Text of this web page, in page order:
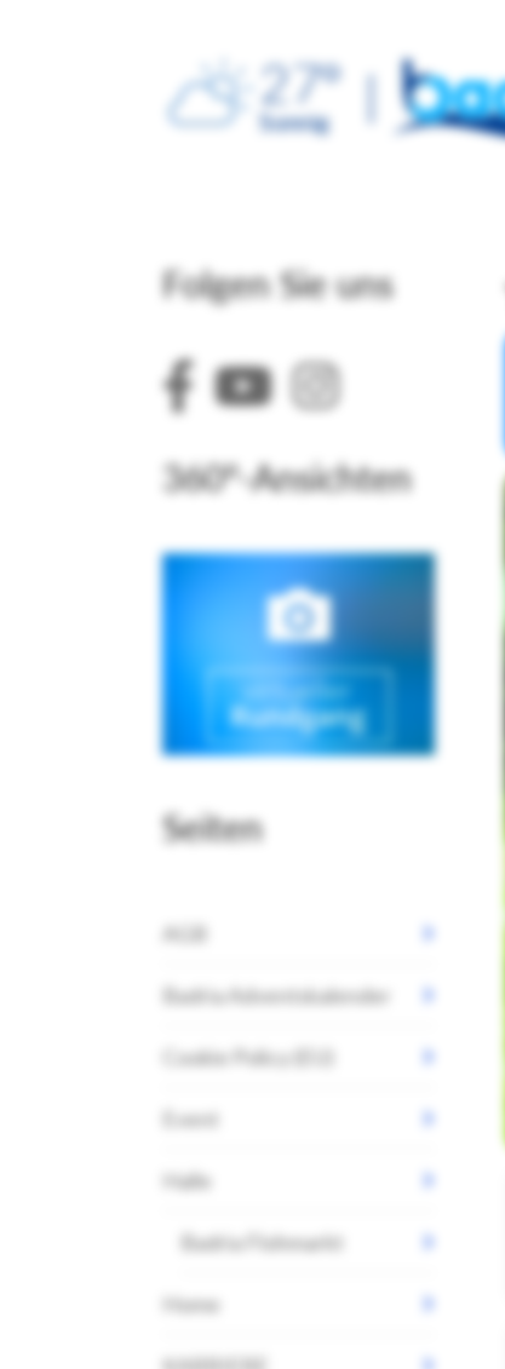
27°
Sonnig
Folgen Sie uns
360°-Ansichten
Seiten
AGB
Badria Adventskalender
Cookie Policy (EU)
Event
Halle
Badria Flohmarkt
Home